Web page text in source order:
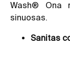
Wash® Ona
sinuosas.
Sanitas